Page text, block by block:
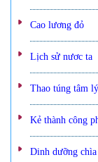
Cao lương đỏ
Lịch sử nươc ta
Thao túng tâm lý
Kẻ thành công
Dinh dưỡng